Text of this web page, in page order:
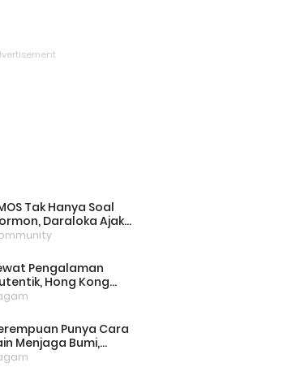
Tak Hanya Soal
Daraloka Ajak
Pahami Luka
Pengalaman
Hong Kong
Cara Baru Menarik
Punya Cara
Menjaga Bumi,
dari Memilih